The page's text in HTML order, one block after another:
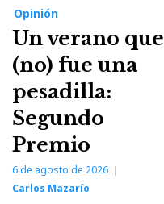
Opinión
Un verano que
(no) fue una
pesadilla:
Segundo
Premio
6 de agosto de 2026
Carlos Mazarío